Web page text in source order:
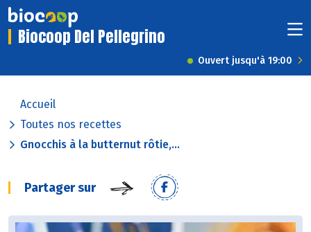
Biocoop Del Pellegrino
Ouvert jusqu'à 19:00
Accueil
Toutes nos recettes
Gnocchis à la butternut rôtie,...
Partager sur